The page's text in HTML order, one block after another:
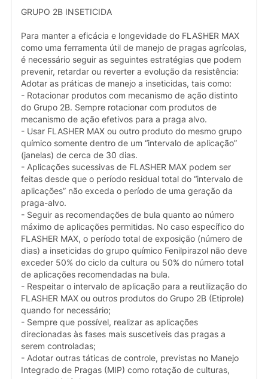
GRUPO 2B INSETICIDA
Para manter a eficácia e longevidade do FLASHER MAX
como uma ferramenta útil de manejo de pragas agrícolas,
é necessário seguir as seguintes estratégias que podem
prevenir, retardar ou reverter a evolução da resistência:
Adotar as práticas de manejo a inseticidas, tais como:
- Rotacionar produtos com mecanismo de ação distinto
do Grupo 2B. Sempre rotacionar com produtos de
mecanismo de ação efetivos para a praga alvo.
- Usar FLASHER MAX ou outro produto do mesmo grupo
químico somente dentro de um “intervalo de aplicação”
(janelas) de cerca de 30 dias.
- Aplicações sucessivas de FLASHER MAX podem ser
feitas desde que o período residual total do “intervalo de
aplicações” não exceda o período de uma geração da
praga-alvo.
- Seguir as recomendações de bula quanto ao número
máximo de aplicações permitidas. No caso específico do
FLASHER MAX, o período total de exposição (número de
dias) a inseticidas do grupo químico Fenilpirazol não deve
exceder 50% do ciclo da cultura ou 50% do número total
de aplicações recomendadas na bula.
- Respeitar o intervalo de aplicação para a reutilização do
FLASHER MAX ou outros produtos do Grupo 2B (Etiprole)
quando for necessário;
- Sempre que possível, realizar as aplicações
direcionadas às fases mais suscetíveis das pragas a
serem controladas;
- Adotar outras táticas de controle, previstas no Manejo
Integrado de Pragas (MIP) como rotação de culturas,